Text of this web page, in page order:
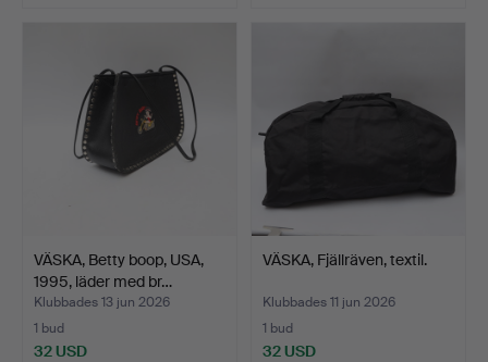
VÄSKA, Betty boop, USA,
1995, läder med br…
Klubbades 13 jun 2026
1 bud
32 USD
VÄSKA, Fjällräven, textil.
Klubbades 11 jun 2026
1 bud
32 USD